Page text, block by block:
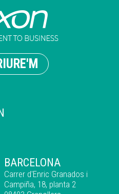
BARCELONA
Carrer d'Enric Granados i
Campiña, 18, planta 2